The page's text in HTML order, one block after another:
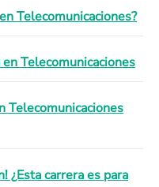
Telecomunicaciones?
Telecomunicaciones
Telecomunicaciones
¿Esta carrera es para